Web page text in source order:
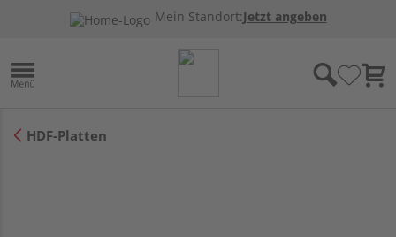
Mein Standort:Jetzt angeben
HDF-Platten